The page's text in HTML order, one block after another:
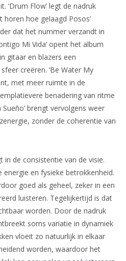
‘Drum Flow’ legt de nadruk
horen hoe gelaagd Posos’
dat het nummer verzandt in
Mi Vida’ opent het album
gitaar en blazers een
creëren. ‘Be Water My
met meer ruimte in de
benadering van ritme
brengt vervolgens weer
zonder de coherentie van
in de consistentie van de visie.
en fysieke betrokkenheid.
goed als geheel, zeker in een
luisteren. Tegelijkertijd is dat
worden. Door de nadruk
soms variatie in dynamiek
vloeit zo natuurlijk in elkaar
worden, waardoor het